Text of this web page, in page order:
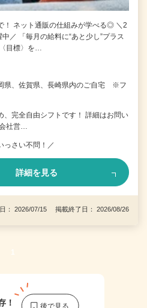
！ ネット通販の仕組みが学べる◎ ＼2
／ 「毎月の給料に“あと少し”プラス
目標〉を…
県、佐賀県、長崎県内のご自宅 ※フ
、完全自由シフトです！ 詳細はお問い
社営…
っさい不問！／
詳細を見る
： 2026/07/15 掲載終了日： 2026/08/26
1
！